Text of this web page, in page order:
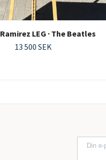
LEG · The Beatles
13 500 SEK